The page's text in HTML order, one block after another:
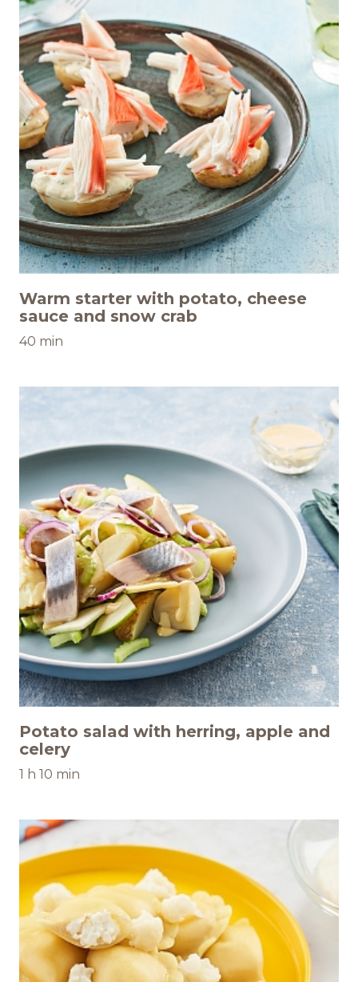
Вакансии
Warm starter with potato, cheese
sauce and snow crab
40 min
Potato salad with herring, apple and
celery
1 h 10 min